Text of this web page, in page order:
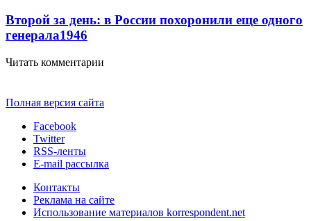
Второй за день: в России похоронили еще одного
генерала1946
Читать комментарии
Полная версия сайта
Facebook
Twitter
RSS-ленты
E-mail рассылка
Контакты
Реклама на сайте
Использование материалов korrespondent.net